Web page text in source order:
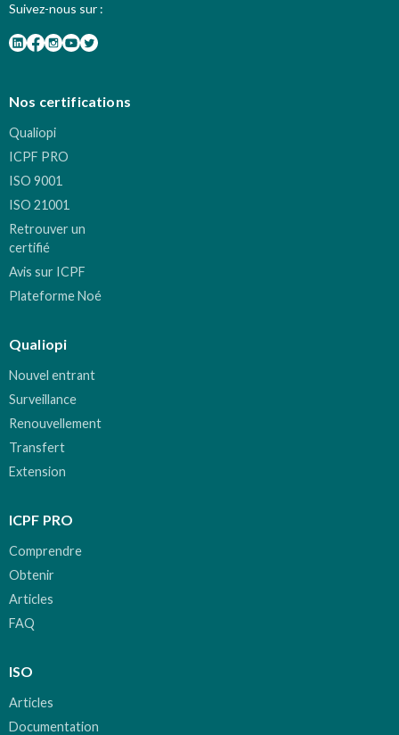
Suivez-nous sur :
Nos certifications
Qualiopi
ICPF PRO
ISO 9001
ISO 21001
Retrouver un
certifié
Avis sur ICPF
Plateforme Noé
Qualiopi
Nouvel entrant
Surveillance
Renouvellement
Transfert
Extension
ICPF PRO
Comprendre
Obtenir
Articles
FAQ
ISO
Articles
Documentation